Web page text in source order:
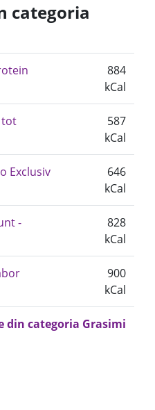
categoria
884
kCal
tot
587
kCal
Exclusiv
646
kCal
-
828
kCal
900
kCal
din categoria Grasimi